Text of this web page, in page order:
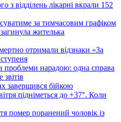
з відділень лікарні вкрали 152
за тимчасовим графіком
жителька
отримали відзнаки «За
проблеми нарадою: одна справа
завершився бійкою
підніметься до +37°. Коли
помер поранений чоловік із